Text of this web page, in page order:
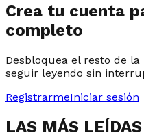
Crea tu cuenta
completo
Desbloquea el resto de
seguir leyendo sin
RegistrarmeIniciar sesión
LAS MÁS LEÍDAS